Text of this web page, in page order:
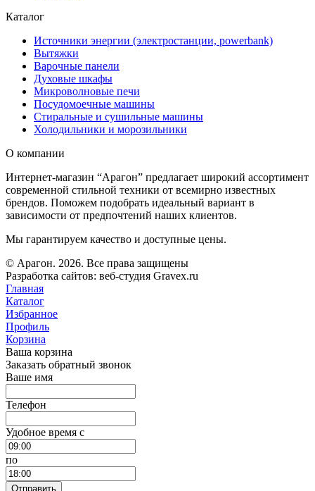
Каталог
Источники энергии (электростанции, powerbank)
Вытяжки
Варочные панели
Духовые шкафы
Микроволновые печи
Посудомоечные машины
Стиральные и сушильные машины
Холодильники и морозильники
О компании
Интернет-магазин “Арагон” предлагает широкий ассортимент
современной стильной техники от всемирно известных
брендов. Поможем подобрать идеальный вариант в
зависимости от предпочтений наших клиентов.
Мы гарантируем качество и доступные цены.
© Арагон. 2026. Все права защищены
Разработка сайтов: веб-студия Gravex.ru
Главная
Каталог
Избранное
Профиль
Корзина
Ваша корзина
Заказать обратный звонок
Ваше имя
Телефон
Удобное время c
по
Отправить